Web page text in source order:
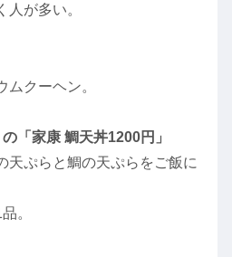
人が多い。
ムクーヘン。
「家康 鯛天丼1200円」
天ぷらと鯛の天ぷらをご飯に
。